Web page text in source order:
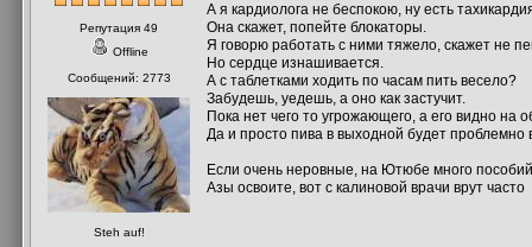
Репутация 49
Offline
Сообщений: 2773
Steh auf!
А я кардиолога не беспокою, ну есть
Она скажет, попейте блокаторы.
Я говорю работать с ними тяжело, скажет не
Но сердце изнашивается.
А с таблетками ходить по часам пить весело?
Забудешь, уедешь, а оно как застучит.
Пока нет чего то угрожающего, а его видно на
Да и просто пива в выходной будет проблемно
Если очень неровные, на Ютюбе много пособий
Азы освоите, вот с калиновой врачи врут часто